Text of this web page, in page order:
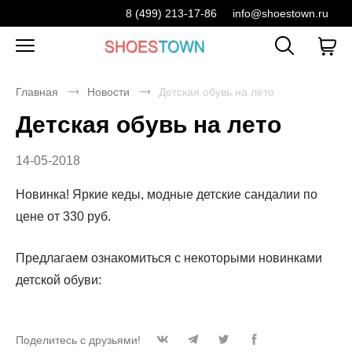
8 (499) 213-17-86 info@shoestown.ru
Главная Новости Детская обувь на лето
Детская обувь на лето
14-05-2018
Новинка! Яркие кеды, модные детские сандалии по
цене от 330 руб.
Предлагаем ознакомиться с некоторыми новинками
детской обуви:
Поделитесь с друзьями!